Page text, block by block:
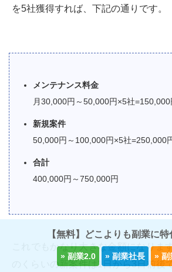
を5社獲得すれば、下記の通りです。
メンテナンス料金
月30,000円～50,000円×5社
新規案件
50,000円～100,000円×5社=250,000
合計
400,000円～750,000円
これでもかなり大きな金額になりま
のくらいの新案件は1日から3日前後
【無料】どこよりも副業に